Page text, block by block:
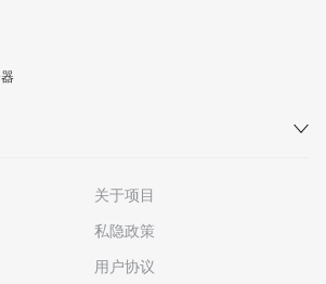
关于项目
私隐政策
用户协议